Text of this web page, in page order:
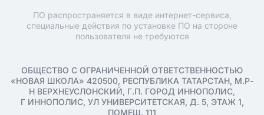
ПО распространяется в виде интернет-сервиса,
специальные действия по установке ПО на стороне
пользователя не требуются
ОБЩЕСТВО С ОГРАНИЧЕННОЙ ОТВЕТСТВЕННОСТЬЮ
«НОВАЯ ШКОЛА» 420500, РЕСПУБЛИКА ТАТАРСТАН, М.Р-
Н ВЕРХНЕУСЛОНСКИЙ, Г.П. ГОРОД ИННОПОЛИС,
Г ИННОПОЛИС, УЛ УНИВЕРСИТЕТСКАЯ, Д. 5, ЭТАЖ 1,
ПОМЕЩ. 111